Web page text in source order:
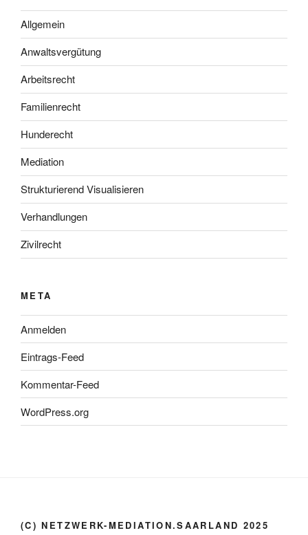
Allgemein
Anwaltsvergütung
Arbeitsrecht
Familienrecht
Hunderecht
Mediation
Strukturierend Visualisieren
Verhandlungen
Zivilrecht
META
Anmelden
Eintrags-Feed
Kommentar-Feed
WordPress.org
(C) NETZWERK-MEDIATION.SAARLAND 2025